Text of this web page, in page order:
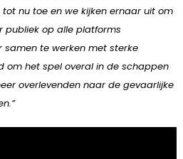
nu toe en we kijken ernaar uit om
publiek op alle platforms
samen te werken met sterke
om het spel overal in de schappen
overlevenden naar de gevaarlijke